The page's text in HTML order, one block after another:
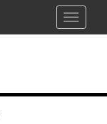
Toggle